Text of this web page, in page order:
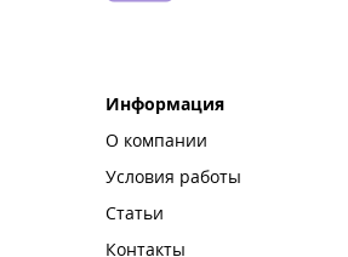
Информация
О компании
Условия работы
Статьи
Контакты